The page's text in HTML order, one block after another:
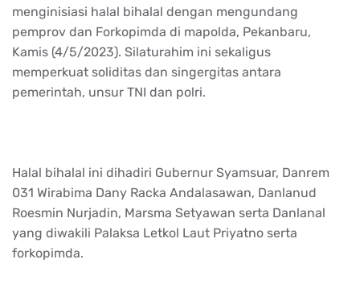
menginisiasi halal bihalal dengan mengundang
pemprov dan Forkopimda di mapolda, Pekanbaru,
Kamis (4/5/2023). Silaturahim ini sekaligus
memperkuat soliditas dan singergitas antara
pemerintah, unsur TNI dan polri.
Halal bihalal ini dihadiri Gubernur Syamsuar, Danrem
031 Wirabima Dany Racka Andalasawan, Danlanud
Roesmin Nurjadin, Marsma Setyawan serta Danlanal
yang diwakili Palaksa Letkol Laut Priyatno serta
forkopimda.